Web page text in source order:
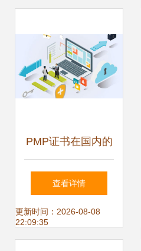
捷的精益智能体系
PMP证书在国内的
受认可程度 数据处
理服务的视角
查看详情
更新时间：2026-08-08
22:09:35